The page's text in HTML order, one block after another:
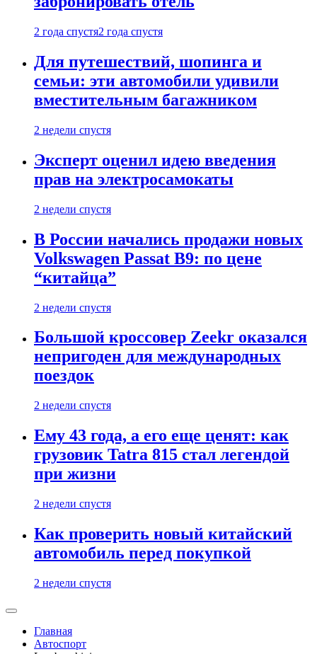
2 года спустя2 года спустя
Для путешествий, шопинга и
семьи: эти автомобили удивили
вместительным багажником
2 недели спустя
Эксперт оценил идею введения
прав на электросамокаты
2 недели спустя
В России начались продажи новых
Volkswagen Passat B9: по цене
“китайца”
2 недели спустя
Большой кроссовер Zeekr оказался
непригоден для международных
поездок
2 недели спустя
Ему 43 года, а его еще ценят: как
грузовик Tatra 815 стал легендой
при жизни
2 недели спустя
Как проверить новый китайский
автомобиль перед покупкой
2 недели спустя
Главная
Автоспорт